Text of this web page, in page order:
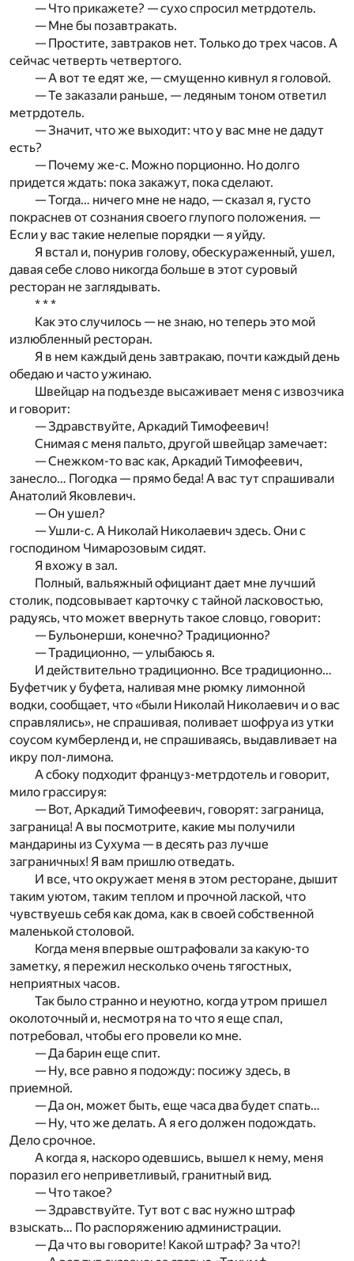
— Что прикажете? — сухо спросил метрдотель.
— Мне бы позавтракать.
— Простите, завтраков нет. Только до трех часов. А
сейчас четверть четвертого.
— А вот те едят же, — смущенно кивнул я головой.
— Те заказали раньше, — ледяным тоном ответил
метрдотель.
— Значит, что же выходит: что у вас мне не дадут
есть?
— Почему же-с. Можно порционно. Но долго
придется ждать: пока закажут, пока сделают.
— Тогда… ничего мне не надо, — сказал я, густо
покраснев от сознания своего глупого положения. —
Если у вас такие нелепые порядки — я уйду.
Я встал и, понурив голову, обескураженный, ушел,
давая себе слово никогда больше в этот суровый
ресторан не заглядывать.
* * *
Как это случилось — не знаю, но теперь это мой
излюбленный ресторан.
Я в нем каждый день завтракаю, почти каждый день
обедаю и часто ужинаю.
Швейцар на подъезде высаживает меня с извозчика
и говорит:
— Здравствуйте, Аркадий Тимофеевич!
Снимая с меня пальто, другой швейцар замечает:
— Снежком-то вас как, Аркадий Тимофеевич,
занесло… Погодка — прямо беда! А вас тут спрашивали
Анатолий Яковлевич.
— Он ушел?
— Ушли-с. А Николай Николаевич здесь. Они с
господином Чимарозовым сидят.
Я вхожу в зал.
Полный, вальяжный официант дает мне лучший
столик, подсовывает карточку с тайной ласковостью,
радуясь, что может ввернуть такое словцо, говорит:
— Бульонерши, конечно? Традиционно?
— Традиционно, — улыбаюсь я.
И действительно традиционно. Все традиционно…
Буфетчик у буфета, наливая мне рюмку лимонной
водки, сообщает, что «были Николай Николаевич и о вас
справлялись», не спрашивая, поливает шофруа из утки
соусом кумберленд и, не спрашиваясь, выдавливает на
икру пол-лимона.
А сбоку подходит француз-метрдотель и говорит,
мило грассируя:
— Вот, Аркадий Тимофеевич, говорят: заграница,
заграница! А вы посмотрите, какие мы получили
мандарины из Сухума — в десять раз лучше
заграничных! Я вам пришлю отведать.
И все, что окружает меня в этом ресторане, дышит
таким уютом, таким теплом и прочной лаской, что
чувствуешь себя как дома, как в своей собственной
маленькой столовой.
Когда меня впервые оштрафовали за какую-то
заметку, я пережил несколько очень тягостных,
неприятных часов.
Так было странно и неуютно, когда утром пришел
околоточный и, несмотря на то что я еще спал,
потребовал, чтобы его провели ко мне.
— Да барин еще спит.
— Ну, все равно я подожду: посижу здесь, в
приемной.
— Да он, может быть, еще часа два будет спать…
— Ну, что же делать. А я его должен подождать.
Дело срочное.
А когда я, наскоро одевшись, вышел к нему, меня
поразил его неприветливый, гранитный вид.
— Что такое?
— Здравствуйте. Тут вот с вас нужно штраф
взыскать… По распоряжению администрации.
— Да что вы говорите! Какой штраф? За что?!